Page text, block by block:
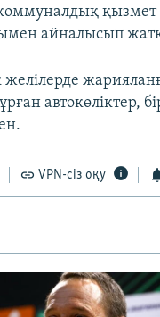
қызмет
айналысып
желілерде
автокөліктер,
VPN-сіз оқу